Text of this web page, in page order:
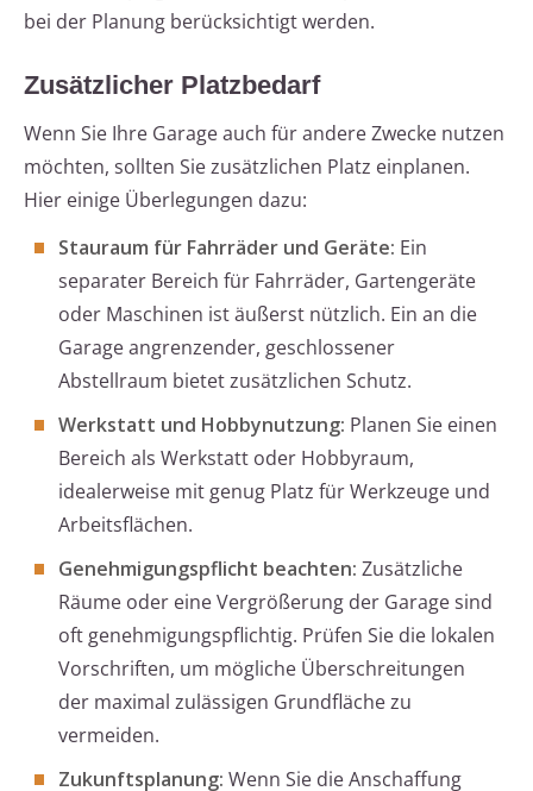
bei der Planung berücksichtigt werden.
Zusätzlicher Platzbedarf
Wenn Sie Ihre Garage auch für andere Zwecke nutzen
möchten, sollten Sie zusätzlichen Platz einplanen.
Hier einige Überlegungen dazu:
Stauraum für Fahrräder und Geräte: Ein
separater Bereich für Fahrräder, Gartengeräte
oder Maschinen ist äußerst nützlich. Ein an die
Garage angrenzender, geschlossener
Abstellraum bietet zusätzlichen Schutz.
Werkstatt und Hobbynutzung: Planen Sie einen
Bereich als Werkstatt oder Hobbyraum,
idealerweise mit genug Platz für Werkzeuge und
Arbeitsflächen.
Genehmigungspflicht beachten: Zusätzliche
Räume oder eine Vergrößerung der Garage sind
oft genehmigungspflichtig. Prüfen Sie die lokalen
Vorschriften, um mögliche Überschreitungen
der maximal zulässigen Grundfläche zu
vermeiden.
Zukunftsplanung: Wenn Sie die Anschaffung